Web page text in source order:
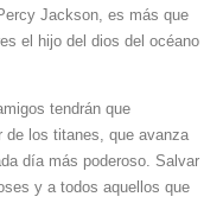
Jackson, es más que
el hijo del dios del océano
tendrán que
de los titanes, que avanza
día más poderoso. Salvar
y a todos aquellos que